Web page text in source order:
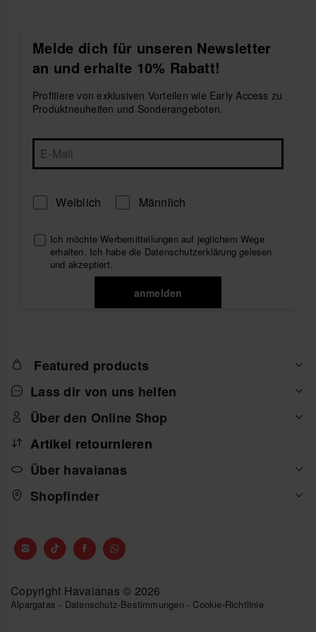
Melde dich für unseren Newsletter
an und erhalte 10% Rabatt!
Profitiere von exklusiven Vorteilen wie Early Access zu
Produktneuheiten und Sonderangeboten.
Weiblich Männlich
Ich möchte Werbemitteilungen auf jeglichem Wege
erhalten. Ich habe die Datenschutzerklärung gelesen
und akzeptiert.
anmelden
Featured products
Lass dir von uns helfen
Über den Online Shop
Artikel retournieren
Über havaianas
Shopfinder
Copyright Havaianas © 2026
Alpargatas - Datenschutz-Bestimmungen - Cookie-Richtlinie